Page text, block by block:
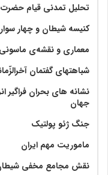
تحلیل تمدنی قیام حضرت
کنیسه شیطان و چهار سوار
معماری و نقشه‌ی
شباهتهای گفتمان
نشانه های بحران فراگیر
جهان
جنگ ژئو پولتیک
ماموریت مهم ایران
نقش مجامع مخفی